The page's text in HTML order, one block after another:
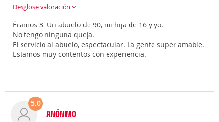
Desglose valoración
Éramos 3. Un abuelo de 90, mi hija de 16 y yo.
No tengo ninguna queja.
El servicio al abuelo, espectacular. La gente super amable.
Estamos muy contentos con experiencia.
5.0
ANÓNIMO